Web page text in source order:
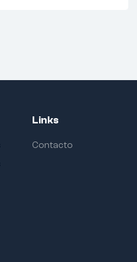
Links
Contacto